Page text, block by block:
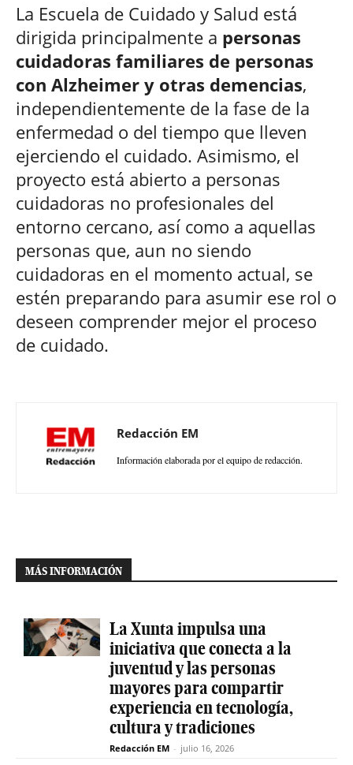
La Escuela de Cuidado y Salud está
dirigida principalmente a personas
cuidadoras familiares de personas
con Alzheimer y otras demencias,
independientemente de la fase de la
enfermedad o del tiempo que lleven
ejerciendo el cuidado. Asimismo, el
proyecto está abierto a personas
cuidadoras no profesionales del
entorno cercano, así como a aquellas
personas que, aun no siendo
cuidadoras en el momento actual, se
estén preparando para asumir ese rol o
deseen comprender mejor el proceso
de cuidado.
Redacción EM
Información elaborada por el equipo de redacción.
MÁS INFORMACIÓN
La Xunta impulsa una
iniciativa que conecta a la
juventud y las personas
mayores para compartir
experiencia en tecnología,
cultura y tradiciones
Redacción EM - julio 16, 2026